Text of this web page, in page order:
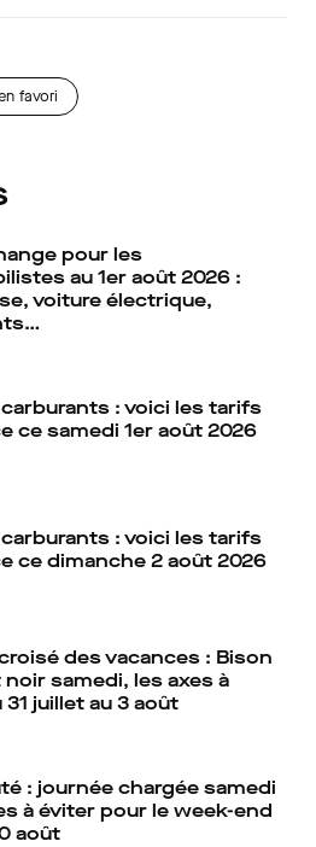
favori
pour les
au 1er août 2026 :
voiture électrique,
: voici les tarifs
ce samedi 1er août 2026
: voici les tarifs
ce dimanche 2 août 2026
des vacances : Bison
noir samedi, les axes à
juillet au 3 août
: journée chargée samedi
à éviter pour le week-end
août